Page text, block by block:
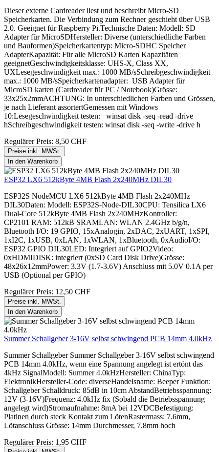
Dieser externe Cardreader liest und beschreibt Micro-SD
Speicherkarten. Die Verbindung zum Rechner geschieht über USB
2.0. Geeignet für Raspberry Pi.Technische Daten: Modell: SD
Adapter für MicroSDHersteller: Diverse (unterschiedliche Farben
und Bauformen)Speicherkartentyp: Micro-SDHC Speicher
AdapterKapazität: Für alle MicroSD Karten Kapazitäten
geeignetGeschwindigkeitsklasse: UHS-X, Class XX,
UXLesegeschwindigkeit max.: 1000 MB/sSchreibgeschwindigkeit
max.: 1000 MB/sSpeicherkartenadapter: USB Adapter für
MicroSD karten (Cardreader für PC / Notebook)Grösse:
33x25x2mmACHTUNG: In unterschiedlichen Farben und Grössen,
je nach Lieferant assortertGemessen mit Windows
10:Lesegeschwindigkeit testen: winsat disk -seq -read -drive
hSchreibgeschwindigkeit testen: winsat disk -seq -write -drive h
Regulärer Preis: 8,50 CHF
Preise inkl. MWSt.
In den Warenkorb
ESP32 LX6 512kByte 4MB Flash 2x240MHz DIL30
ESP32S NodeMCU LX6 512kByte 4MB Flash 2x240MHz
DIL30Daten: Modell: ESP32S-Node-DIL30CPU: Tensilica LX6
Dual-Core 512kByte 4MB Flash 2x240MHzKontroller:
CP2101 RAM: 512kB SRAMLAN: WLAN 2.4GHz b/g/n,
Bluetooth I/O: 19 GPIO, 15xAnalogin, 2xDAC, 2xUART, 1xSPI,
1xI2C, 1xUSB, 0xLAN, 1xWLAN, 1xBluetooth, 0xAudioI/O:
ESP32 GPIO DIL30LED: Integriert auf GPIO2Video:
0xHDMIDISK: integriert (0xSD Card Disk Drive)Grösse:
48x26x12mmPower: 3.3V (1.7-3.6V) Anschluss mit 5.0V 0.1A per
USB (Optional per GPIO)
Regulärer Preis: 12,50 CHF
Preise inkl. MWSt.
In den Warenkorb
Summer Schallgeber 3-16V selbst schwingend PCB 14mm 4.0kHz
Summer Schallgeber Summer Schallgeber 3-16V selbst schwingend
PCB 14mm 4.0kHz, wenn eine Spannung angelegt ist ertönt das
4kHz SignalModell: Summer 4.0kHzHersteller: ChinaTyp:
ElektronikHersteller-Code: diverseHandelsname: Beeper Funktion:
Schallgeber Schalldruck: 85dB in 10cm AbstandBetriebsspannung:
12V (3-16V)Frequenz: 4.0kHz fix (Sobald die Betriebsspannung
angelegt wird)Stromaufnahme: 8mA bei 12VDCBefestigung:
Platinen durch steck Kontakt zum LötenRastermass: 7.6mm,
Lötanschluss Grösse: 14mm Durchmesser, 7.8mm hoch
Regulärer Preis: 1,95 CHF